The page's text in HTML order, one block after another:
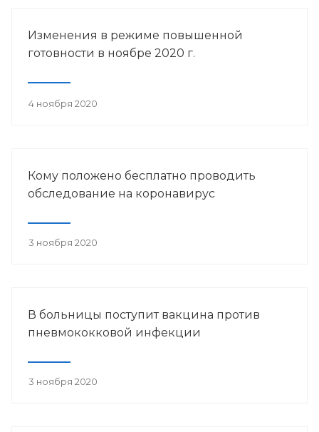
Изменения в режиме повышенной
готовности в ноябре 2020 г.
4 ноября 2020
Кому положено бесплатно проводить
обследование на коронавирус
3 ноября 2020
В больницы поступит вакцина против
пневмококковой инфекции
3 ноября 2020